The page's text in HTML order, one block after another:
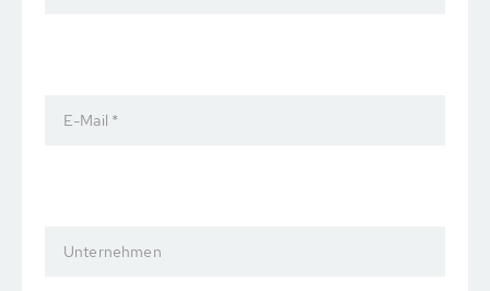
E-Mail *
Unternehmen